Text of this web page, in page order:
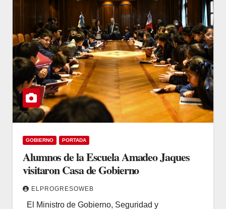
GOBIERNO PORTADA
Alumnos de la Escuela Amadeo Jaques
visitaron Casa de Gobierno
ELPROGRESOWEB
El Ministro de Gobierno, Seguridad y